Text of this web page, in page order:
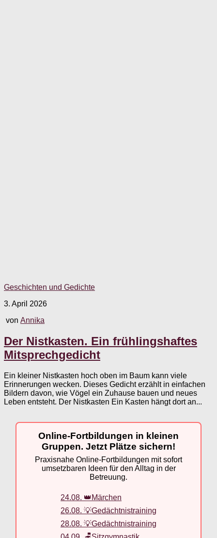
Geschichten und Gedichte
3. April 2026
von Annika
Der Nistkasten. Ein frühlingshaftes
Mitsprechgedicht
Ein kleiner Nistkasten hoch oben im Baum kann viele
Erinnerungen wecken. Dieses Gedicht erzählt in einfachen
Bildern davon, wie Vögel ein Zuhause bauen und neues
Leben entsteht. Der Nistkasten Ein Kasten hängt dort an...
Online-Fortbildungen in kleinen
Gruppen. Jetzt Plätze sichern!
Praxisnahe Online-Fortbildungen mit sofort
umsetzbaren Ideen für den Alltag in der
Betreuung.
24.08. 👑Märchen
26.08. 💡Gedächtnistraining
28.08. 💡Gedächtnistraining